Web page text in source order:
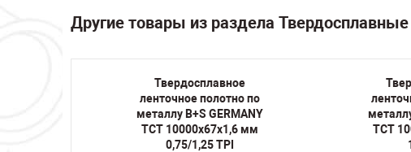
Другие товары из раздела
Твердосплавное
ленточное полотно по
металлу B+S GERMANY
TCT 10000х67х1,6 мм
0,75/1,25 TPI
TCT